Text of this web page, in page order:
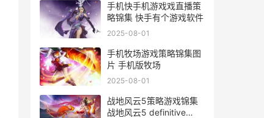
手机快手机游戏戏直播策
略锦集 快手有个游戏软件
2025-08-01
手机牧场游戏策略锦集图
片 手机版牧场
2025-08-01
战地风云5策略游戏锦集
战地风云5 definitive